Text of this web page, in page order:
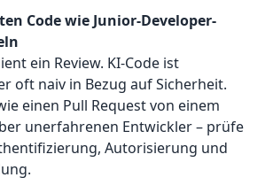
Code wie Junior-Developer-
ein Review. KI-Code ist
oft naiv in Bezug auf Sicherheit.
einen Pull Request von einem
unerfahrenen Entwickler – prüfe
Autorisierung und